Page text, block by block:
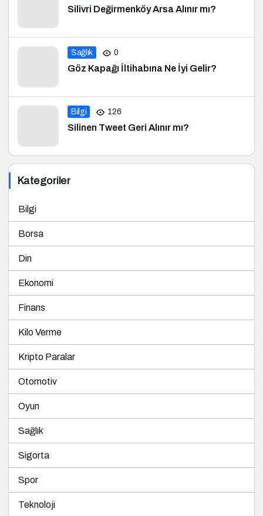
Silivri Değirmenköy Arsa Alınır mı?
Sağlık 0
Göz Kapağı İltihabına Ne İyi Gelir?
Bilgi 126
Silinen Tweet Geri Alınır mı?
Kategoriler
Bilgi
Borsa
Din
Ekonomi
Finans
Kilo Verme
Kripto Paralar
Otomotiv
Oyun
Sağlık
Sigorta
Spor
Teknoloji